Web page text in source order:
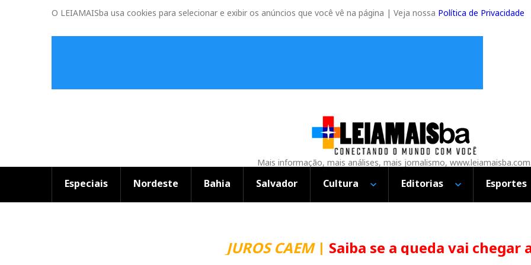
O LEIAMAISba usa cookies para selecionar e exibir os anúncios que você vê na página | Veja nossa Política de Privacidade
Mais informação, mais análises, mais jornalismo,
Especiais Nordeste Bahia Salvador Cultura Editorias Esportes
JUROS CAEM|Saiba se a queda vai chegar ao